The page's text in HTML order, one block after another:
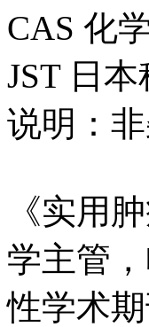
CAS 化
JST 日
说明：
《实用
学主管
性学术期